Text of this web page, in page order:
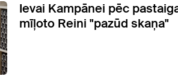
Ievai Kampānei pēc
mīļoto Reini "pazūd skaņa"